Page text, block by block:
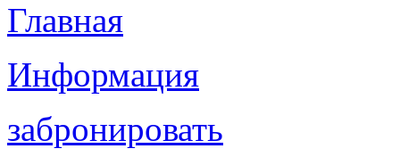
Главная
Информация
забронировать